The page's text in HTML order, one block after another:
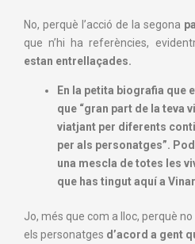
No, perquè l’acció de la segona
que n’hi ha referències,
estan entrellaçades.
En la petita biografia que
que “gran part de la teva
viatjant per diferents
per als personatges”.
una mescla de totes les
que has tingut aquí a
Jo, més que com a lloc, perquè
els personatges d’acord a gent